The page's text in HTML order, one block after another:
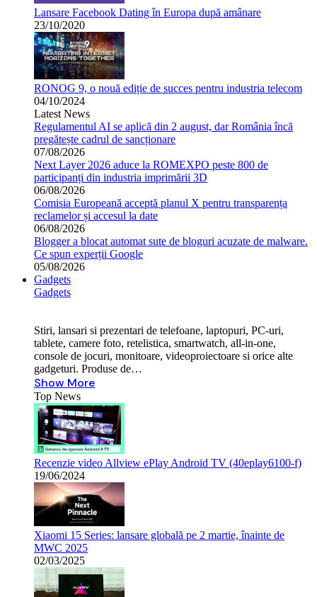
Lansare Facebook Dating în Europa după amânare
23/10/2020
RONOG 9, o nouă ediție de succes pentru industria telecom
04/10/2024
Latest News
Regulamentul AI se aplică din 2 august, dar România încă
pregătește cadrul de sancționare
07/08/2026
Next Layer 2026 aduce la ROMEXPO peste 800 de
participanți din industria imprimării 3D
06/08/2026
Comisia Europeană acceptă planul X pentru transparența
reclamelor și accesul la date
06/08/2026
Blogger a blocat automat sute de bloguri acuzate de malware.
Ce spun experții Google
05/08/2026
Gadgets
Gadgets
Stiri, lansari si prezentari de telefoane, laptopuri, PC-uri,
tablete, camere foto, retelistica, smartwatch, all-in-one,
console de jocuri, monitoare, videoproiectoare si orice alte
gadgeturi. Produse de…
Show More
Top News
Recenzie video Allview ePlay Android TV (40eplay6100-f)
19/06/2024
Xiaomi 15 Series: lansare globală pe 2 martie, înainte de
MWC 2025
02/03/2025